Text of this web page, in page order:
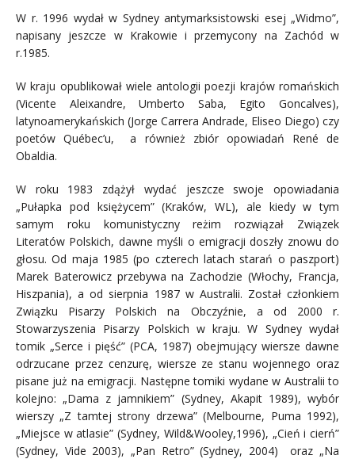
W r. 1996 wydał w Sydney antymarksistowski esej „Widmo”,
napisany jeszcze w Krakowie i przemycony na Zachód w
r.1985.
W kraju opublikował wiele antologii poezji krajów romańskich
(Vicente Aleixandre, Umberto Saba, Egito Goncalves),
latynoamerykańskich (Jorge Carrera Andrade, Eliseo Diego) czy
poetów Québec’u, a również zbiór opowiadań René de
Obaldia.
W roku 1983 zdążył wydać jeszcze swoje opowiadania
„Pułapka pod księżycem” (Kraków, WL), ale kiedy w tym
samym roku komunistyczny reżim rozwiązał Związek
Literatów Polskich, dawne myśli o emigracji doszły znowu do
głosu. Od maja 1985 (po czterech latach starań o paszport)
Marek Baterowicz przebywa na Zachodzie (Włochy, Francja,
Hiszpania), a od sierpnia 1987 w Australii. Został członkiem
Związku Pisarzy Polskich na Obczyźnie, a od 2000 r.
Stowarzyszenia Pisarzy Polskich w kraju. W Sydney wydał
tomik „Serce i pięść” (PCA, 1987) obejmujący wiersze dawne
odrzucane przez cenzurę, wiersze ze stanu wojennego oraz
pisane już na emigracji. Następne tomiki wydane w Australii to
kolejno: „Dama z jamnikiem” (Sydney, Akapit 1989), wybór
wierszy „Z tamtej strony drzewa” (Melbourne, Puma 1992),
„Miejsce w atlasie” (Sydney, Wild&Wooley,1996), „Cień i cierń”
(Sydney, Vide 2003), „Pan Retro” (Sydney, 2004) oraz „Na